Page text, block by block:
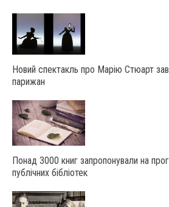
Новий спектакль про Марію Стюарт
парижан
Понад 3000 книг запропонували на
публічних бібліотек